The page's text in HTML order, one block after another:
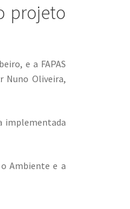
projeto
e a FAPAS
Nuno Oliveira,
implementada
Ambiente e a